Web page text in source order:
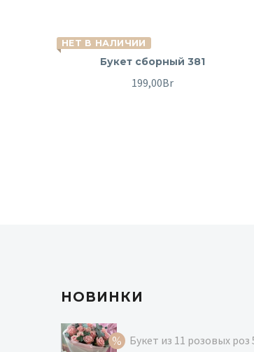
НЕТ В НАЛИЧИИ
Букет сборный 381
199,00Br
НОВИНКИ
Букет из 11 розовых роз